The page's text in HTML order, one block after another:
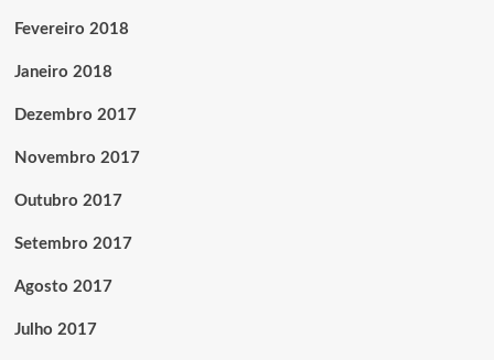
Fevereiro 2018
Janeiro 2018
Dezembro 2017
Novembro 2017
Outubro 2017
Setembro 2017
Agosto 2017
Julho 2017